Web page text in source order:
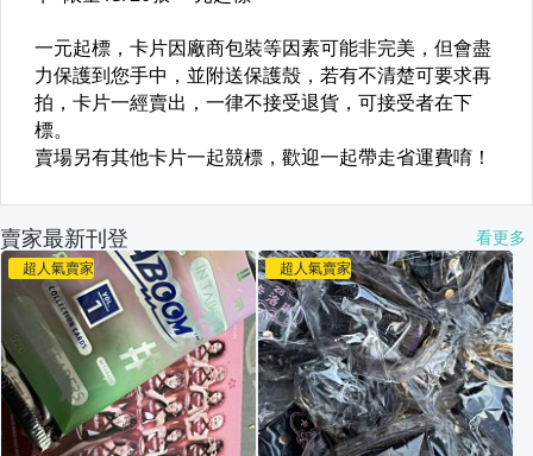
賣家最新刊登 看更多
超人氣賣家 超人氣賣家